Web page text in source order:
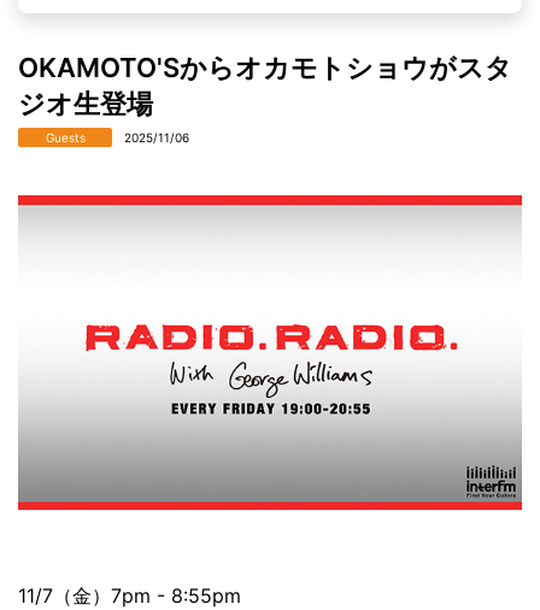
OKAMOTO'Sからオカモトショウがスタ
ジオ生登場
Guests 2025/11/06
11/7（金）7pm - 8:55pm